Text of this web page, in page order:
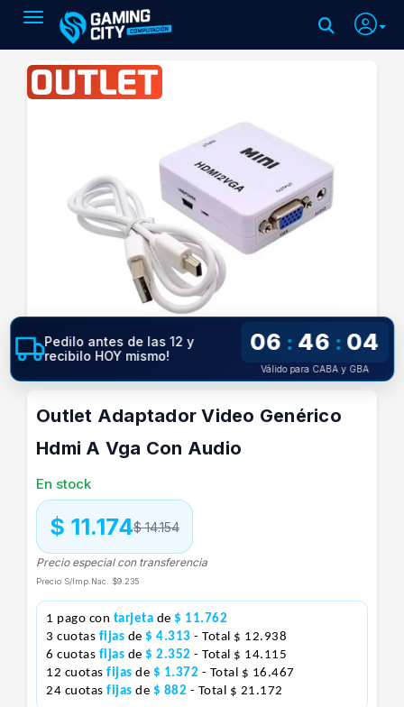
Toggle navigation
Outlet Adaptador Video Genérico
Hdmi A Vga Con Audio
En stock
$ 14.154
$ 11.174
Precio especial con transferencia
Precio S/Imp.Nac. $9.235
1 pago con tarjeta de $ 11.762
3 cuotas fijas de $ 4.313 - Total $ 12.938
6 cuotas fijas de $ 2.352 - Total $ 14.115
12 cuotas fijas de $ 1.372 - Total $ 16.467
24 cuotas fijas de $ 882 - Total $ 21.172
Pedilo antes de las 12 y
recibilo HOY mismo!
06 : 46 : 03
Válido para CABA y GBA